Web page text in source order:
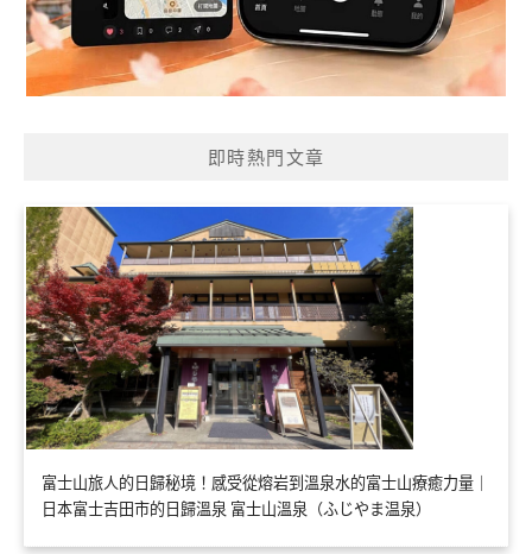
即時熱門文章
富士山旅人的日歸秘境！感受從熔岩到溫泉水的富士山療癒力量｜
日本富士吉田市的日歸溫泉 富士山溫泉（ふじやま温泉）